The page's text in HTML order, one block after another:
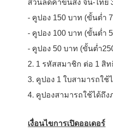
ส่วนลดค่าขนส่ง จีน-ไทย
- คูปอง 150 บาท (ขั้นต่ำ
- คูปอง 100 บาท (ขั้นต่ำ
- คูปอง 50 บาท (ขั้นต่ำ
2. 1 รหัสสมาชิก ต่อ 1 สิท
3. คูปอง 1 ใบสามารถใช้
4. คูปองสามารถใช้ได้ถึ
เงื่อนไขการเปิดออเดอร์